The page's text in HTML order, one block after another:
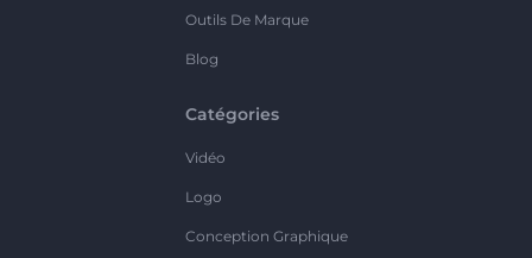
Outils De Marque
Blog
Catégories
Vidéo
Logo
Conception Graphique